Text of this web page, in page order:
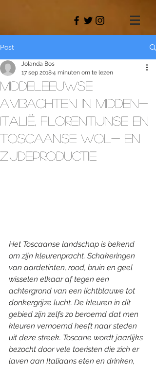
Post
Middeleeuwse
ambachten in Midden-
Italië, Florentijnse en
Toscaanse wol- en
zijdeproductie
Jolanda Bos
17 sep 20184 minuten om te lezen
Het Toscaanse landschap is bekend
om zijn kleurenpracht. Schakeringen
van aardetinten, rood, bruin en geel
wisselen elkaar af tegen een
achtergrond van een lichtblauwe tot
donkergrijze lucht. De kleuren in dit
gebied zijn zelfs zo beroemd dat men
kleuren vernoemd heeft naar steden
uit deze streek. Toscane wordt jaarlijks
bezocht door vele toeristen die zich er
laven aan Italiaans eten en drinken,